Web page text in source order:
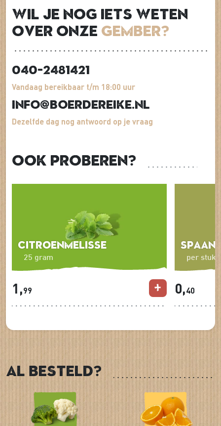
Wil je nog iets weten
over onze Gember?
040-2481421
Vandaag bereikbaar t/m 18:00 uur
info@boerdereike.nl
Dezelfde dag nog antwoord op je vraag
Ook proberen?
25 gram
Citroenmelisse
1,99
per stuk
0,40
Al besteld?